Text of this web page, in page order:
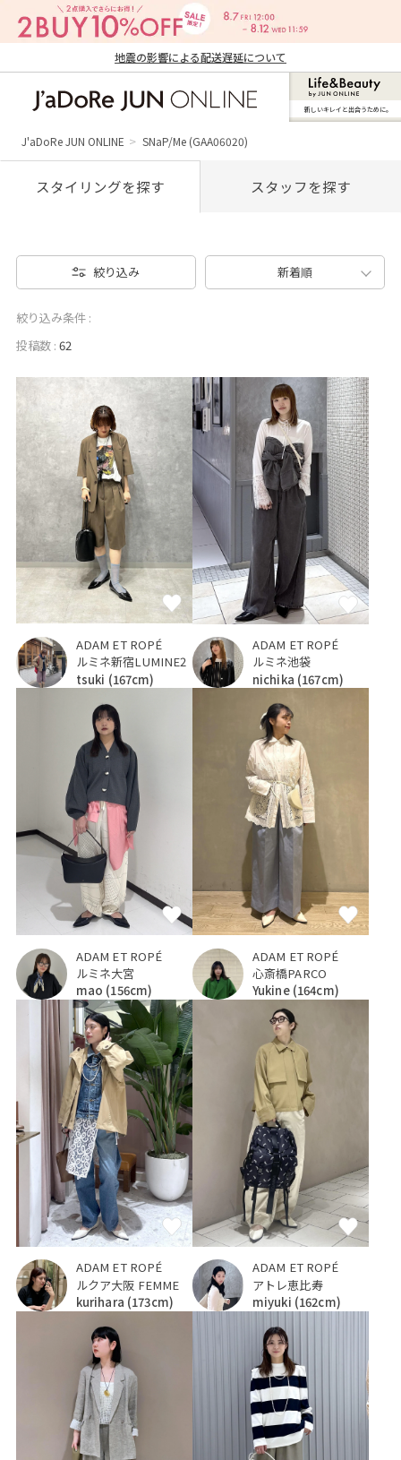
地震の影響による配送遅延について
ン オンライン）
新しいキレイと出合うために。
J'aDoRe JUN ONLINE SNaP/Me (GAA06020)
スタイリングを探す スタッフを探す
絞り込み 新着順
絞り込み条件 :
投稿数 : 62
ADAM ET ROPÉ
ルミネ新宿LUMINE2
tsuki (167cm)
ADAM ET ROPÉ
ルミネ池袋
nichika (167cm)
ADAM ET ROPÉ
ルミネ大宮
mao (156cm)
ADAM ET ROPÉ
心斎橋PARCO
Yukine (164cm)
ADAM ET ROPÉ
ルクア大阪 FEMME
kurihara (173cm)
ADAM ET ROPÉ
アトレ恵比寿
miyuki (162cm)